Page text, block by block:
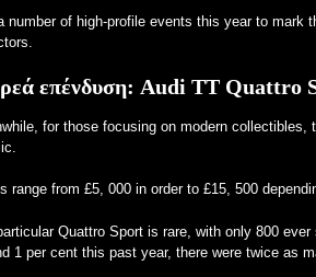
number of high-profile events this year to mark
επένδυση: Audi TT Quattro
for those focusing on modern
range from £5, 000 in order to £15, 500
Quattro Sport is rare, with only 800
1 per cent this past year, there were twice as